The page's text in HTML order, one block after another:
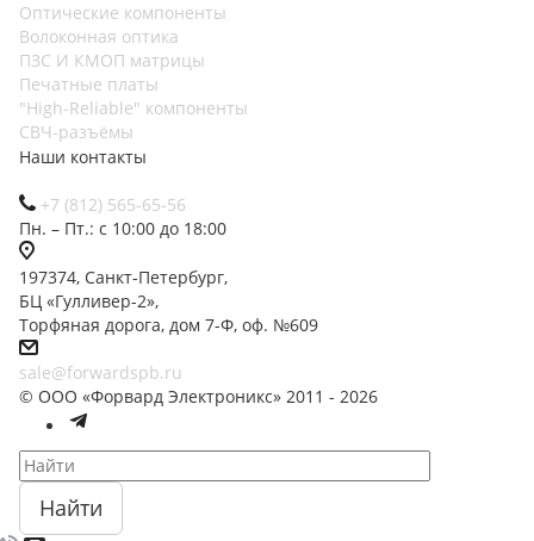
Оптические компоненты
Волоконная оптика
ПЗС И КМОП матрицы
Печатные платы
"High-Reliable" компоненты
СВЧ-разъёмы
Наши контакты
+7 (812) 565-65-56
Пн. – Пт.: с 10:00 до 18:00
197374, Санкт-Петербург,
БЦ «Гулливер-2»,
Торфяная дорога, дом 7-Ф, оф. №609
sale@forwardspb.ru
© ООО «Форвард Электроникс» 2011 - 2026
Найти